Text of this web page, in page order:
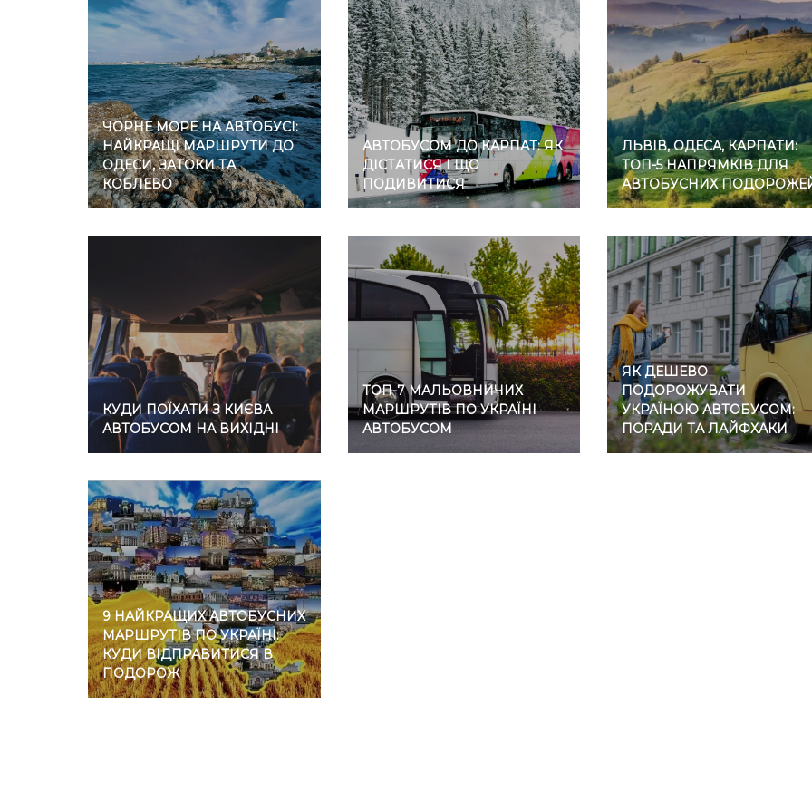
ЧОРНЕ МОРЕ НА АВТОБУСІ:
НАЙКРАЩІ МАРШРУТИ ДО
ОДЕСИ, ЗАТОКИ ТА
КОБЛЕВО
АВТОБУСОМ ДО КАРПАТ: ЯК
ДІСТАТИСЯ І ЩО
ПОДИВИТИСЯ
ЛЬВІВ, ОДЕСА, КАРПАТИ:
ТОП-5 НАПРЯМКІВ ДЛЯ
АВТОБУСНИХ
КУДИ ПОЇХАТИ З КИЄВА
АВТОБУСОМ НА ВИХІДНІ
ТОП-7 МАЛЬОВНИЧИХ
МАРШРУТІВ ПО УКРАЇНІ
АВТОБУСОМ
ЯК ДЕШЕВО
ПОДОРОЖУВАТИ
УКРАЇНОЮ АВТОБУСОМ:
ПОРАДИ ТА ЛАЙФХАКИ
9 НАЙКРАЩИХ АВТОБУСНИХ
МАРШРУТІВ ПО УКРАЇНІ:
КУДИ ВІДПРАВИТИСЯ В
ПОДОРОЖ